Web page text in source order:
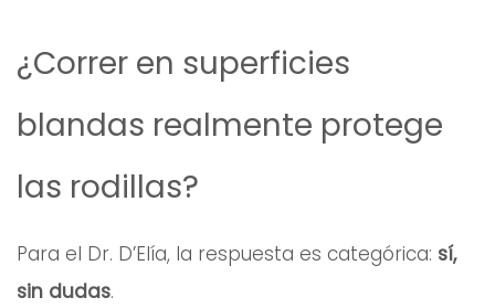
¿Correr en superficies
blandas realmente protege
las rodillas?
Para el Dr. D’Elía, la respuesta es categórica: sí,
sin dudas.